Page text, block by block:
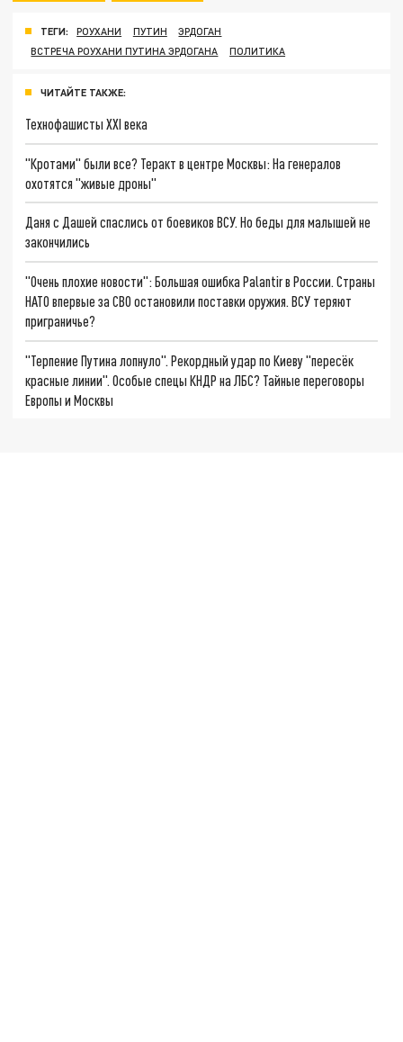
ТЕГИ: РОУХАНИ ПУТИН
ЭРДОГАН
ВСТРЕЧА РОУХАНИ ПУТИНА ЭРДОГАНА
ПОЛИТИКА
ЧИТАЙТЕ ТАКЖЕ:
Технофашисты XXI века
"Кротами" были все? Теракт в центре Москвы: На генералов
охотятся "живые дроны"
Даня с Дашей спаслись от боевиков ВСУ. Но беды для малышей не
закончились
"Очень плохие новости": Большая ошибка Palantir в России. Страны
НАТО впервые за СВО остановили поставки оружия. ВСУ теряют
приграничье?
"Терпение Путина лопнуло". Рекордный удар по Киеву "пересёк
красные линии". Особые спецы КНДР на ЛБС? Тайные переговоры
Европы и Москвы